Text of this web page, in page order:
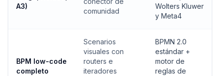
A3)
comunidad
Wolters Kluwer
y Meta4
BPM low-code
completo
Scenarios
visuales con
routers e
iteradores
BPMN 2.0
estándar +
motor de
reglas de